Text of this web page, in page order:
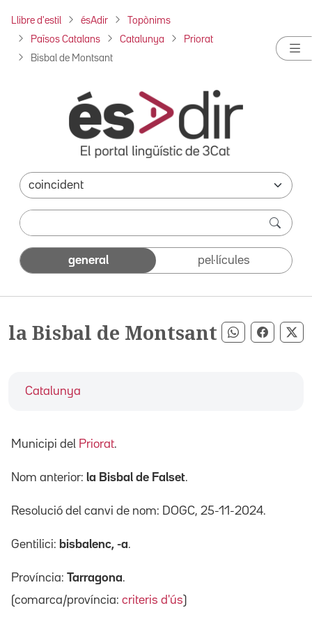
Llibre d'estil ésAdir Topònims
Països Catalans Catalunya Priorat
Bisbal de Montsant
general pel·lícules
la Bisbal de Montsant Compartir
Catalunya
Municipi del Priorat.
Nom anterior: la Bisbal de Falset.
Resolució del canvi de nom: DOGC, 25-11-2024.
Gentilici: bisbalenc, -a.
Província: Tarragona.
(comarca/província: criteris d'ús)